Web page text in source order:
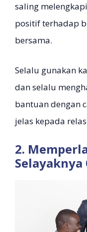
saling
positif terhadap
bersama.
Selalu gunakan
dan selalu
bantuan dengan
jelas kepada
2.